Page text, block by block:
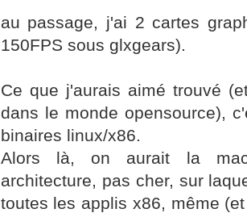
au passage, j'ai 2 cartes
150FPS sous glxgears).
Ce que j'aurais aimé trouvé
dans le monde opensource),
binaires linux/x86.
Alors là, on aurait la
architecture, pas cher, sur
toutes les applis x86, même